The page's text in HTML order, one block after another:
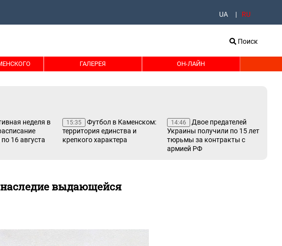
UA RU
Поиск
ГАЛЕРЕЯ ОН-ЛАЙН
неделя в
16 августа
15:35
Футбол в Каменском:
территория единства и
крепкого характера
14:46
Двое предателей
Украины получили по 15 лет
тюрьмы за контракты с
армией РФ
выдающейся